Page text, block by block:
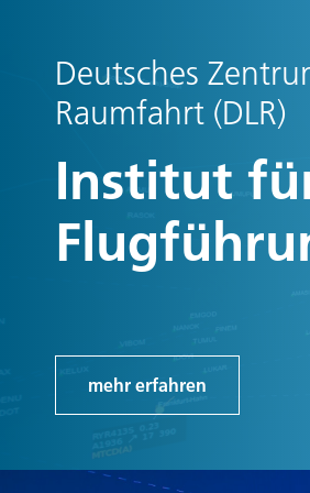
Deutsches
Raumfahrt (DLR)
Institut
mehr erfahren